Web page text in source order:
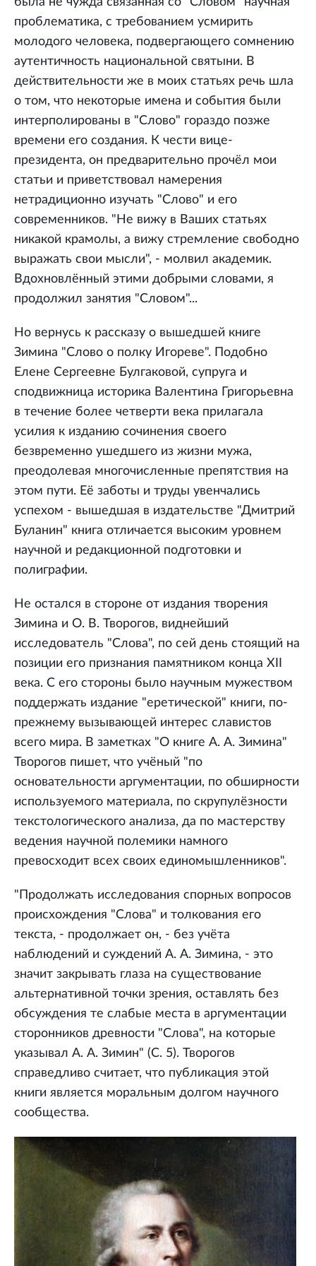
проблематика, с требованием усмирить
молодого человека, подвергающего сомнению
аутентичность национальной святыни. В
действительности же в моих статьях речь шла
о том, что некоторые имена и события были
интерполированы в "Слово" гораздо позже
времени его создания. К чести вице-
президента, он предварительно прочёл мои
статьи и приветствовал намерения
нетрадиционно изучать "Слово" и его
современников. "Не вижу в Ваших статьях
никакой крамолы, а вижу стремление свободно
выражать свои мысли", - молвил академик.
Вдохновлённый этими добрыми словами, я
продолжил занятия "Словом"...
Но вернусь к рассказу о вышедшей книге
Зимина "Слово о полку Игореве". Подобно
Елене Сергеевне Булгаковой, супруга и
сподвижница историка Валентина Григорьевна
в течение более четверти века прилагала
усилия к изданию сочинения своего
безвременно ушедшего из жизни мужа,
преодолевая многочисленные препятствия на
этом пути. Её заботы и труды увенчались
успехом - вышедшая в издательстве "Дмитрий
Буланин" книга отличается высоким уровнем
научной и редакционной подготовки и
полиграфии.
Не остался в стороне от издания творения
Зимина и О. В. Творогов, виднейший
исследователь "Слова", по сей день стоящий на
позиции его признания памятником конца XII
века. С его стороны было научным мужеством
поддержать издание "еретической" книги, по-
прежнему вызывающей интерес славистов
всего мира. В заметках "О книге А. А. Зимина"
Творогов пишет, что учёный "по
основательности аргументации, по обширности
используемого материала, по скрупулёзности
текстологического анализа, да по мастерству
ведения научной полемики намного
превосходит всех своих единомышленников".
"Продолжать исследования спорных вопросов
происхождения "Слова" и толкования его
текста, - продолжает он, - без учёта
наблюдений и суждений А. А. Зимина, - это
значит закрывать глаза на существование
альтернативной точки зрения, оставлять без
обсуждения те слабые места в аргументации
сторонников древности "Слова", на которые
указывал А. А. Зимин" (С. 5). Творогов
справедливо считает, что публикация этой
книги является моральным долгом научного
сообщества.